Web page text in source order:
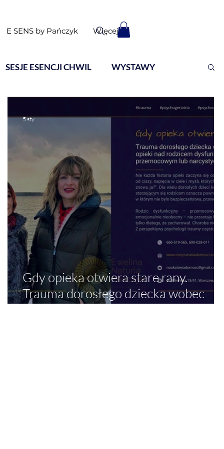
E SENS by Pańczyk Więcej
SESJE ESENCJI CHWIL WYSTAWY
Gdy opieka otwiera stare rany.
Trauma dorosłego dziecka wobec
5 sty